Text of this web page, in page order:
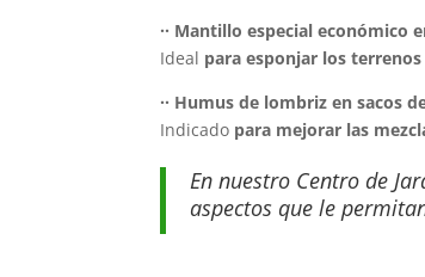
·· Mantillo especial económico
Ideal para esponjar los terrenos
·· Humus de lombriz en sacos
Indicado para mejorar las
En nuestro Centro de
aspectos que le